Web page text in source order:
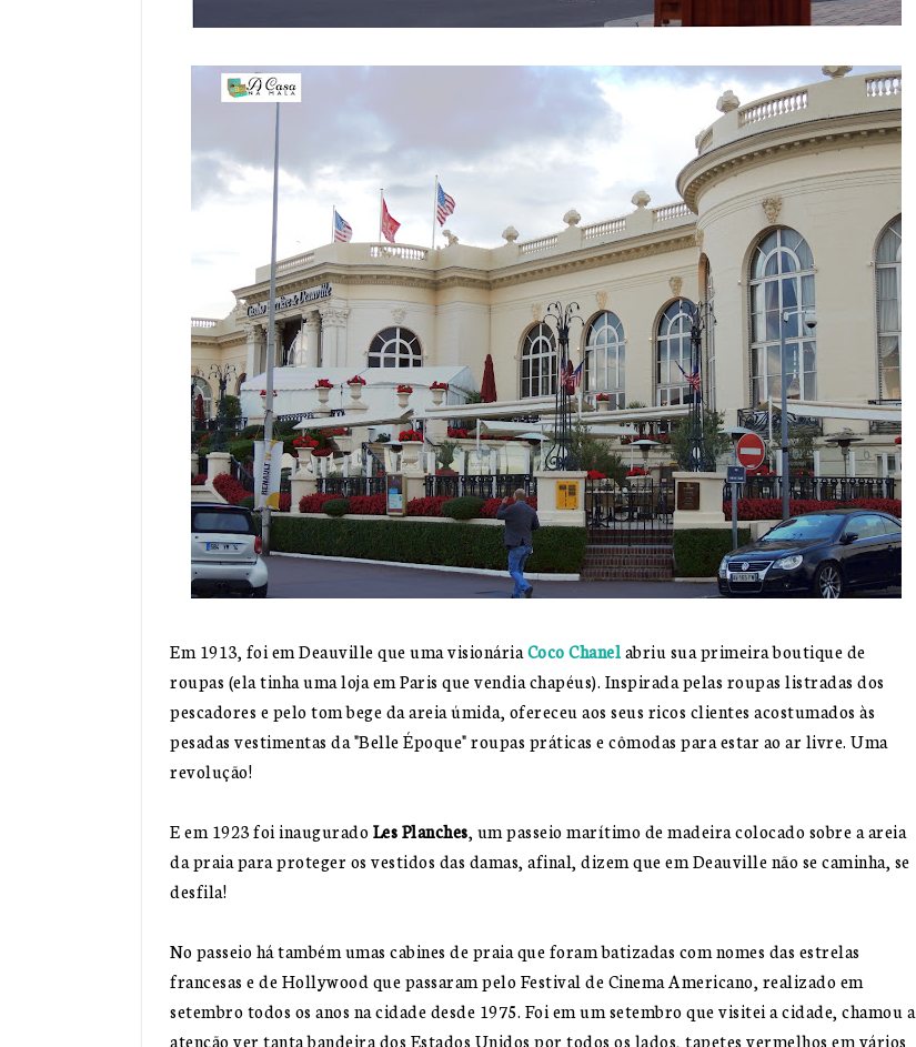
Em 1913, foi em Deauville que uma visionáriaCoco Chanelabriu sua primeira boutique de
roupas (ela tinha uma loja em Paris que vendia chapéus). Inspirada pelas roupas listradas dos
pescadores e pelo tom bege da areia úmida, ofereceu aos seus ricos clientes acostumados às
pesadas vestimentas da "Belle Époque" roupas práticas e cômodas para estar ao ar livre. Uma
revolução!
E em 1923 foi inauguradoLes Planches, um passeio marítimo de madeira colocado sobre a areia
da praia para proteger os vestidos das damas, afinal, dizem que em Deauville não se caminha, se
desfila!
No passeio há também umas cabines de praia que foram batizadas com nomes das estrelas
francesas e de Hollywood que passaram pelo Festival de Cinema Americano, realizado em
setembro todos os anos na cidade desde 1975. Foi em um setembro que visitei a cidade, chamou a
atenção ver tanta bandeira dos Estados Unidos por todos os lados, tapetes vermelhos em vários